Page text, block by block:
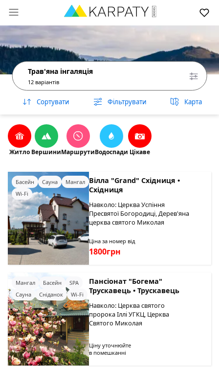
Трав'яна інгаляція
12 варіантів
Сортувати Фільтрувати Карта
Житло ВершиниМаршрутиВодоспади Цікаве
Басейн Сауна
Мангал
Wi-Fi
Вілла "Grand" Східниця •
Східниця
Навколо: Церква Успіння
Пресвятої Богородиці, Дерев'яна
церква святого Миколая
Ціна за номер від
1800грн
Мангал Басейн
SPA
Сауна
Сніданок Wi-Fi
Пансіонат "Богема"
Трускавець • Трускавець
Навколо: Церква святого
пророка Іллі УГКЦ, Церква
Святого Миколая
Ціну уточнюйте
в помешканні